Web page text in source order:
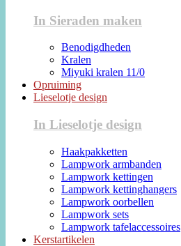
In Sieraden maken
Benodigdheden
Kralen
Miyuki kralen 11/0
Opruiming
Lieselotje design
In Lieselotje design
Haakpakketten
Lampwork armbanden
Lampwork kettingen
Lampwork kettinghangers
Lampwork oorbellen
Lampwork sets
Lampwork tafelaccessoires
Kerstartikelen